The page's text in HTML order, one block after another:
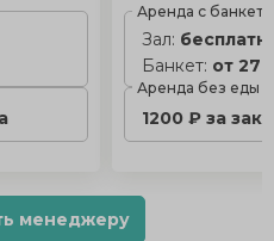
Аренда с
Зал:
Банкет: от
Аренда без еды
1200 ₽ за
менеджеру